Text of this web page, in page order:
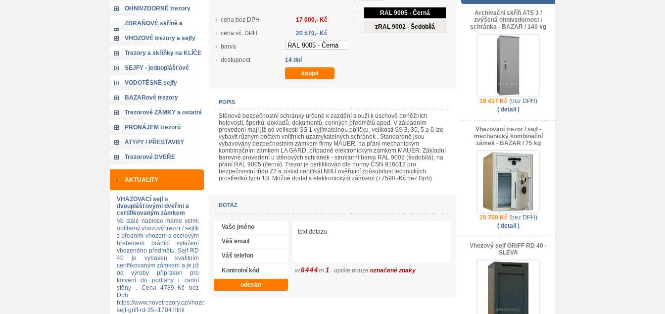
OHNIVZDORNÉ trezory
ZBRAŇOVÉ skříně a
trezory
VHOZOVÉ trezory a sejfy
Trezory a skříňky na KLÍČE
SEJFY - jednoplášťové
VODOTĚSNÉ sejfy
BAZARové trezory
Trezorové ZÁMKY a ostatní
PRONÁJEM trezorů
ATYPY / PŘESTAVBY
Trezorové DVEŘE
AKTUALITY
VHAZOVACÍ sejf s
dvouplášťovými dveřmi a
certifikovaným zámkem
Ve stálé nabídce máme velmi
oblíbený vhozový trezor / sejfík
s předním vhozem a ocelovým
hřebenem bránící vytažení
vhozeného předmětu. Sejf RD
40 je vybaven kvalitním
certifikovaným zámkem a je již
od výroby připraven pro
kotvení do podlahy i zadní
stěny . Cena 4789,-Kč bez
Dph
https://www.novetrezory.cz/vhozovy-
sejf-griff-rd-35-i1704.html
RAL 9005 - Černá
zRAL 9002 - Šedobílá
cena bez DPH
17 000,- Kč
cena vč. DPH
20 570,- Kč
barva
dostupnost
14 dní
POPIS
Stěnové bezpečnostní schránky určené k zazdění slouží k úschově peněžních
hotovostí, šperků, dokladů, dokumentů, cenných předmětů apod. V základním
provedení mají již od velikosti SS 1 vyjímatelnou poličku, velikosti SS 3, 35, 5 a 6 lze
vybavit různým počtem vnitřních uzamykatelných schránek . Standardně jsou
vybavovány bezpečnostním zámkem firmy MAUER, na přání mechanickým
kombinačním zámkem LA GARD, případně elektronickým zámkem MAUER. Základní
barevné provedení u stěnových schránek - strukturní barva RAL 9002 (šedobílá), na
přání RAL 9005 (černá). Trezor je certifikován dle normy ČSN 916012 pro
bezpečnostní třídu Z2 a získal certifikát NBÚ ověřující způsobilost technických
prostředků typu 1B. Možné dodat s elektronickým zámkem (+7590,-Kč bez Dph)
DOTAZ
w6444m 1 opište pouze označené znaky
Archivační skříň ATS 3 /
zvýšená ohnivzdornost /
schránka - BAZAR / 140 kg
19 417 Kč(bez DPH)
( detail )
Vhazovací trezor / sejf -
mechanický kombinační
zámek - BAZAR / 75 kg
15 700 Kč(bez DPH)
( detail )
Vhozový sejf GRIFF RD 40 -
SLEVA